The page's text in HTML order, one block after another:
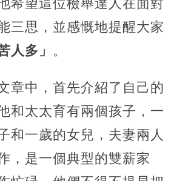
希望這位檢舉達人在面對
三思，並感慨地提醒大家
人多」 。
章中，首先介紹了自己的
和太太育有兩個孩子，一
和一歲的女兒，夫妻兩人
，是一個典型的雙薪家